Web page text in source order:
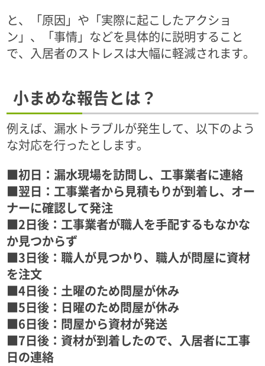
と、「原因」や「実際に起こしたアクショ
ン」、「事情」などを具体的に説明すること
で、入居者のストレスは大幅に軽減されます。
小まめな報告とは？
例えば、漏水トラブルが発生して、以下のよう
な対応を行ったとします。
■初日：漏水現場を訪問し、工事業者に連絡
■翌日：工事業者から見積もりが到着し、オー
ナーに確認して発注
■2日後：工事業者が職人を手配するもなかな
か見つからず
■3日後：職人が見つかり、職人が問屋に資材
を注文
■4日後：土曜のため問屋が休み
■5日後：日曜のため問屋が休み
■6日後：問屋から資材が発送
■7日後：資材が到着したので、入居者に工事
日の連絡